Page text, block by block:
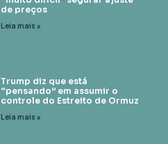
de preços
Leia mais »
Trump diz que está
“pensando” em assumir o
controle do Estreito de Ormuz
Leia mais »